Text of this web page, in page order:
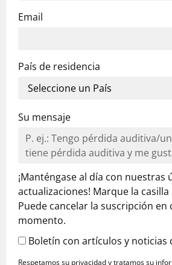
Email
País de residencia
Su mensaje
¡Manténgase al día con nuestras
actualizaciones! Marque la
Puede cancelar la suscripción en
momento.
Boletín con artículos y noticias
Respetamos su privacidad y tratamos su